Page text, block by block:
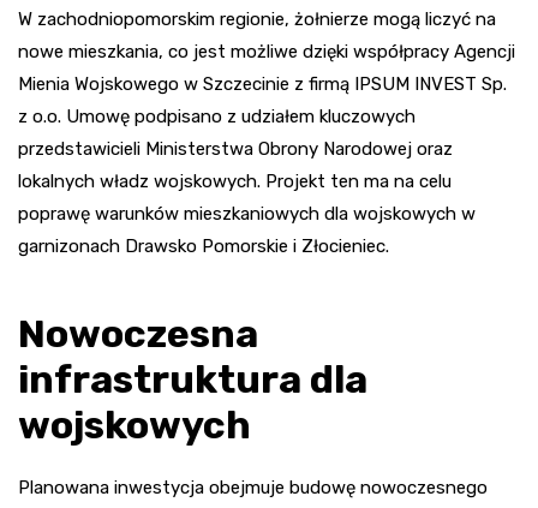
W zachodniopomorskim regionie, żołnierze mogą liczyć na
nowe mieszkania, co jest możliwe dzięki współpracy Agencji
Mienia Wojskowego w Szczecinie z firmą IPSUM INVEST Sp.
z o.o. Umowę podpisano z udziałem kluczowych
przedstawicieli Ministerstwa Obrony Narodowej oraz
lokalnych władz wojskowych. Projekt ten ma na celu
poprawę warunków mieszkaniowych dla wojskowych w
garnizonach Drawsko Pomorskie i Złocieniec.
Nowoczesna
infrastruktura dla
wojskowych
Planowana inwestycja obejmuje budowę nowoczesnego